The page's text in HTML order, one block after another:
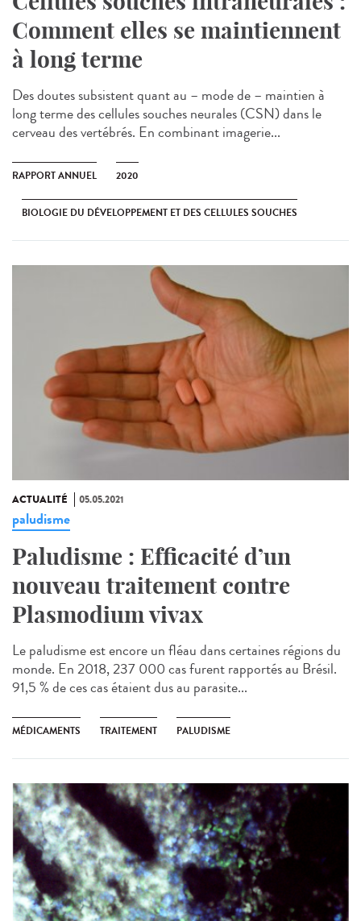
Comment elles se maintiennent
à long terme
Des doutes subsistent quant au – mode de – maintien à
long terme des cellules souches neurales (CSN) dans le
cerveau des vertébrés. En combinant imagerie...
RAPPORT ANNUEL 2020
BIOLOGIE DU DÉVELOPPEMENT ET DES CELLULES SOUCHES
ACTUALITÉ 05.05.2021
paludisme
Paludisme : Efficacité d’un
nouveau traitement contre
Plasmodium vivax
Le paludisme est encore un fléau dans certaines régions du
monde. En 2018, 237 000 cas furent rapportés au Brésil.
91,5 % de ces cas étaient dus au parasite...
MÉDICAMENTS TRAITEMENT PALUDISME